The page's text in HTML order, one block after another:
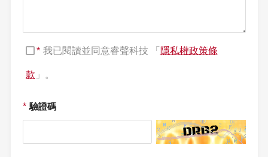
* 我已閱讀並同意睿聲科技 「 隱私權政策條
款 」。
* 驗證碼